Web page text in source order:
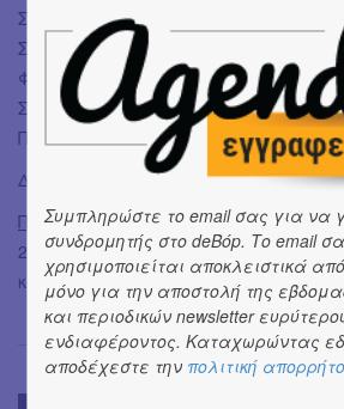
Σκηνικά/ κοστούμια: Αριστοτέλης
Σιάφκου
Φωτογραφίες: Σπύρος
Σχεδιασμός αφίσας: Βάσω Μάρκου
Παραγωγή: Θεατρική Ομάδα Roswitha
Διάρκεια: 75’ χωρίς διάλειμμα
Προπώληση:online στο ticketservices.gr
210 7234567, στο εκδοτήριο
καθώς και στα καταστήματα Public.
Συμπληρώστε το email σας για να
συνδρομητής στο deBόp. Το email
χρησιμοποιείται αποκλειστικά
μόνο για την αποστολή της
και περιοδικών newsletter
ενδιαφέροντος. Καταχωρώντας
αποδέχεστε την πολιτική